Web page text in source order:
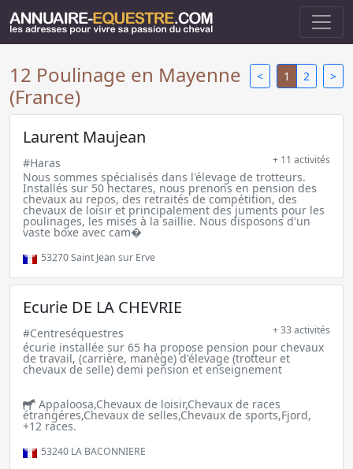
< 1 2 >
12 Poulinage en Mayenne
(France)
Laurent Maujean
#Haras + 11 activités
Nous sommes spécialisés dans l'élevage de trotteurs.
Installés sur 50 hectares, nous prenons en pension des
chevaux au repos, des retraités de compétition, des
chevaux de loisir et principalement des juments pour les
poulinages, les mises à la saillie. Nous disposons d'un
vaste boxe avec cam�
53270Saint Jean sur Erve
Ecurie DE LA CHEVRIE
#Centreséquestres + 33 activités
écurie installée sur 65 ha propose pension pour chevaux
de travail, (carrière, manège) d'élevage (trotteur et
chevaux de selle) demi pension et enseignement
Appaloosa,Chevaux de loisir,Chevaux de races
étrangéres,Chevaux de selles,Chevaux de sports,Fjord,
+12 races.
53240 LA BACONNIERE